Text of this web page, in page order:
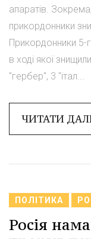
апаратів.
прикордонники
Прикордонники 5-
в ході якої
"гербер", 3 "італ...
ЧИТАТИ
ПОЛІТИКА
Росія